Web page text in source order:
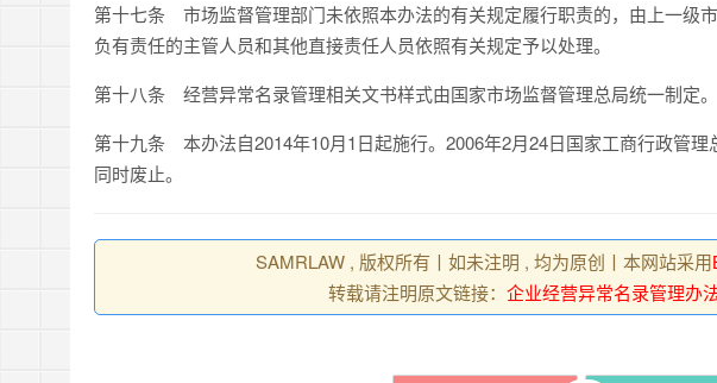
第十七条 市场监督管理部门未依照本办法的有关规定履行职责的，由上一级
负有责任的主管人员和其他直接责任人员依照有关规定予以处理。
第十八条 经营异常名录管理相关文书样式由国家市场监督管理总局统一制定。
第十九条 本办法自2014年10月1日起施行。 2006年2月24日国家工商行政管理
同时废止。
SAMRLAW , 版权所有丨如未注明 , 均为原创丨本网站采用
转载请注明原文链接： 企业经营异常名录管理办